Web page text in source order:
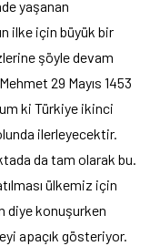
yaşanan
ilke için büyük bir
şöyle devam
29 Mayıs 1453
ki Türkiye ikinci
ilerleyecektir.
da tam olarak bu.
ülkemiz için
diye konuşurken
apaçık gösteriyor.